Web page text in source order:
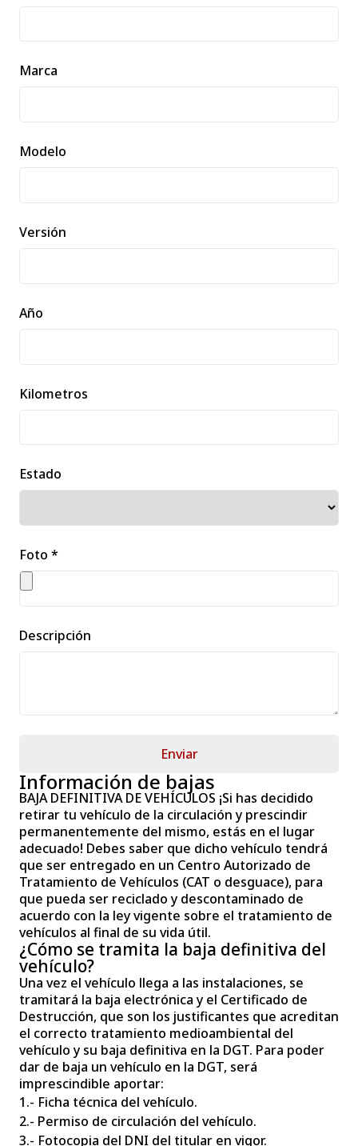
Marca
Modelo
Versión
Año
Kilometros
Estado
Foto *
Descripción
Enviar
Información de bajas
BAJA DEFINITIVA DE VEHÍCULOS ¡Si has decidido
retirar tu vehículo de la circulación y prescindir
permanentemente del mismo, estás en el lugar
adecuado! Debes saber que dicho vehículo tendrá
que ser entregado en un Centro Autorizado de
Tratamiento de Vehículos (CAT o desguace), para
que pueda ser reciclado y descontaminado de
acuerdo con la ley vigente sobre el tratamiento de
vehículos al final de su vida útil.
¿Cómo se tramita la baja definitiva del
vehículo?
Una vez el vehículo llega a las instalaciones, se
tramitará la baja electrónica y el Certificado de
Destrucción, que son los justificantes que acreditan
el correcto tratamiento medioambiental del
vehículo y su baja definitiva en la DGT. Para poder
dar de baja un vehículo en la DGT, será
imprescindible aportar:
1.- Ficha técnica del vehículo.
2.- Permiso de circulación del vehículo.
3.- Fotocopia del DNI del titular en vigor.